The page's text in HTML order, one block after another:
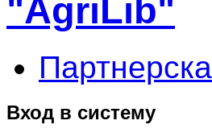
"AgriLib"
Вход в систему